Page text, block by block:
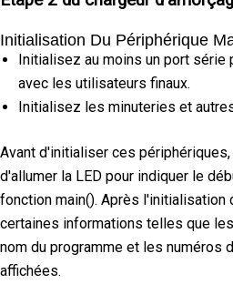
Initialisation Du Périphérique
Initialisez au moins un port série
avec les utilisateurs finaux.
Initialisez les minuteries et
Avant d'initialiser ces
d'allumer la LED pour indiquer le
fonction main(). Après l'initialisation
certaines informations telles que
nom du programme et les numéros
affichées.